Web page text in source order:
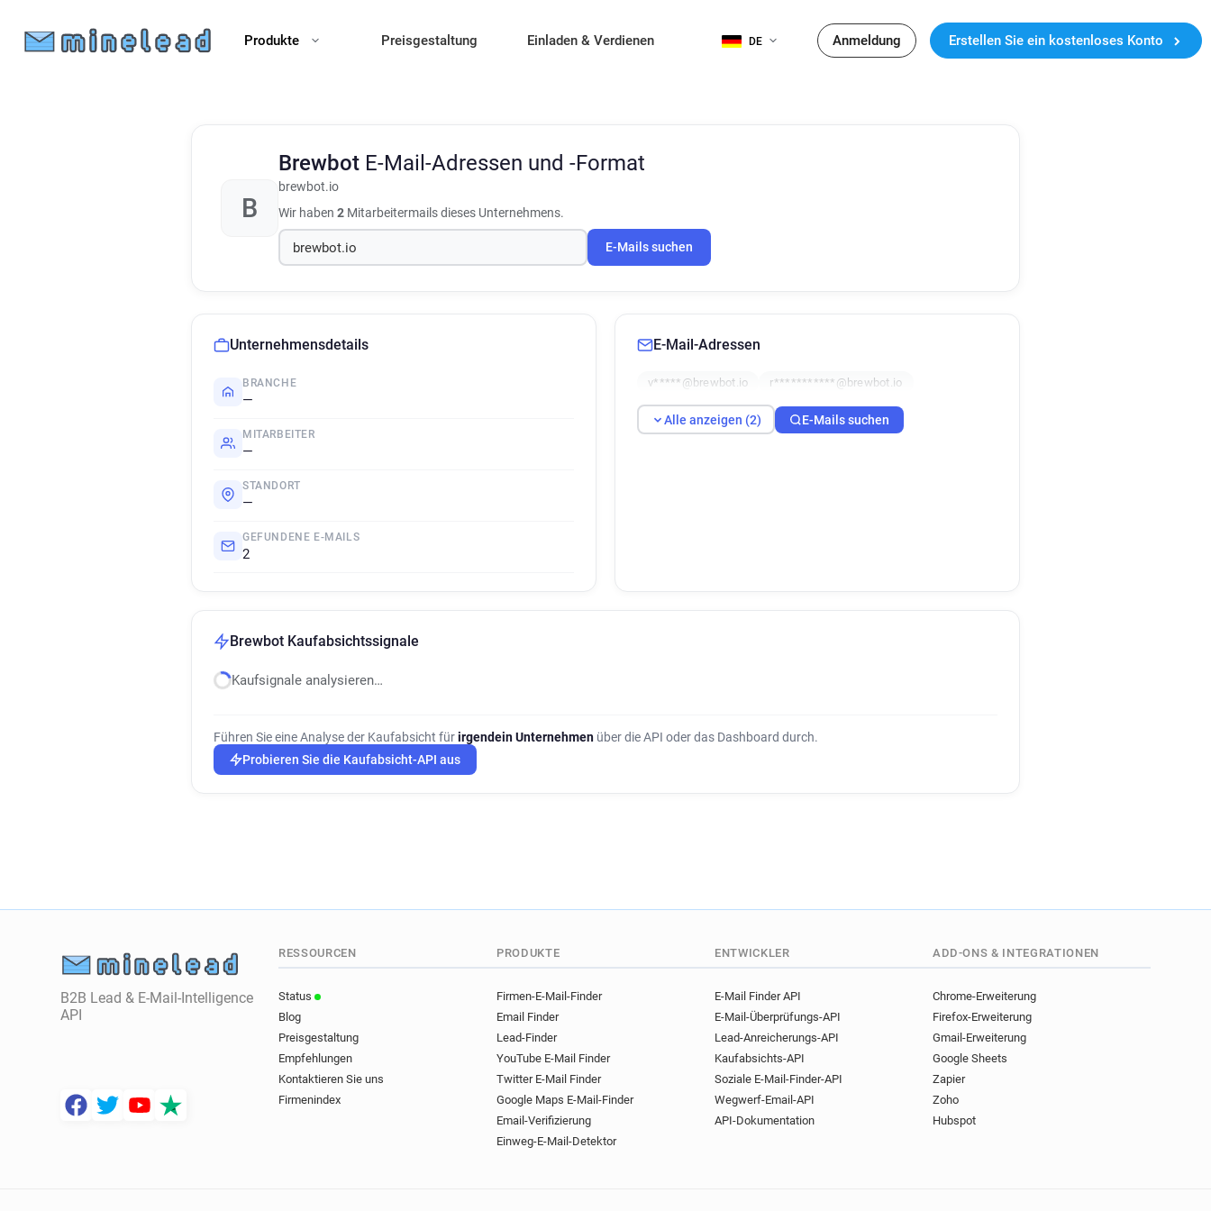
Produkte Preisgestaltung Einladen & Verdienen DE Anmeldung Erstellen Sie ein kostenloses Konto
B
Brewbot E-Mail-Adressen und -Format
brewbot.io
Wir haben 2 Mitarbeitermails dieses Unternehmens.
E-Mails suchen
Unternehmensdetails
BRANCHE
—
MITARBEITER
—
STANDORT
—
GEFUNDENE E-MAILS
2
E-Mail-Adressen
v*****@brewbot.io r***********@brewbot.io
Alle anzeigen (2) E-Mails suchen
Brewbot Kaufabsichtssignale
Kaufsignale analysieren…
Führen Sie eine Analyse der Kaufabsicht fürirgendein Unternehmen über die API oder das Dashboard durch.
Probieren Sie die Kaufabsicht-API aus
B2B Lead & E-Mail-Intelligence
API
RESSOURCEN
Status
Blog
Preisgestaltung
Empfehlungen
Kontaktieren Sie uns
Firmenindex
PRODUKTE
Firmen-E-Mail-Finder
Email Finder
Lead-Finder
YouTube E-Mail Finder
Twitter E-Mail Finder
Google Maps E-Mail-Finder
Email-Verifizierung
Einweg-E-Mail-Detektor
ENTWICKLER
E-Mail Finder API
E-Mail-Überprüfungs-API
Lead-Anreicherungs-API
Kaufabsichts-API
Soziale E-Mail-Finder-API
Wegwerf-Email-API
API-Dokumentation
ADD-ONS & INTEGRATIONEN
Chrome-Erweiterung
Firefox-Erweiterung
Gmail-Erweiterung
Google Sheets
Zapier
Zoho
Hubspot